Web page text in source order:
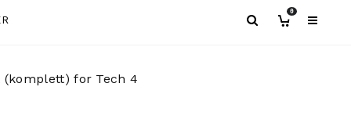
0
(komplett) for Tech 4